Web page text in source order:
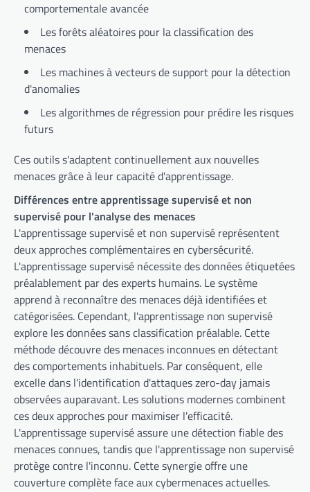
comportementale avancée
Les forêts aléatoires pour la classification des
menaces
Les machines à vecteurs de support pour la détection
d'anomalies
Les algorithmes de régression pour prédire les risques
futurs
Ces outils s'adaptent continuellement aux nouvelles
menaces grâce à leur capacité d'apprentissage.
Différences entre apprentissage supervisé et non
supervisé pour l'analyse des menaces
L'apprentissage supervisé et non supervisé représentent
deux approches complémentaires en cybersécurité.
L'apprentissage supervisé nécessite des données étiquetées
préalablement par des experts humains. Le système
apprend à reconnaître des menaces déjà identifiées et
catégorisées. Cependant, l'apprentissage non supervisé
explore les données sans classification préalable. Cette
méthode découvre des menaces inconnues en détectant
des comportements inhabituels. Par conséquent, elle
excelle dans l'identification d'attaques zero-day jamais
observées auparavant. Les solutions modernes combinent
ces deux approches pour maximiser l'efficacité.
L'apprentissage supervisé assure une détection fiable des
menaces connues, tandis que l'apprentissage non supervisé
protège contre l'inconnu. Cette synergie offre une
couverture complète face aux cybermenaces actuelles.